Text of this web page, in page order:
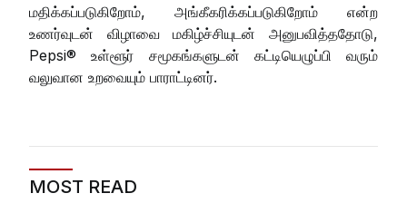
மதிக்கப்படுகிறோம், அங்கீகரிக்கப்படுகிறோம் என்ற
உணர்வுடன் விழாவை மகிழ்ச்சியுடன் அனுபவித்ததோடு,
Pepsi® உள்ளூர் சமூகங்களுடன் கட்டியெழுப்பி வரும்
வலுவான உறவையும் பாராட்டினர்.
MOST READ